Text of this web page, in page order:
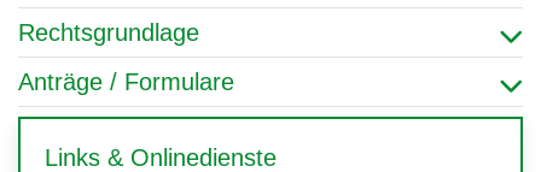
Rechtsgrundlage
Anträge / Formulare
Links & Onlinedienste